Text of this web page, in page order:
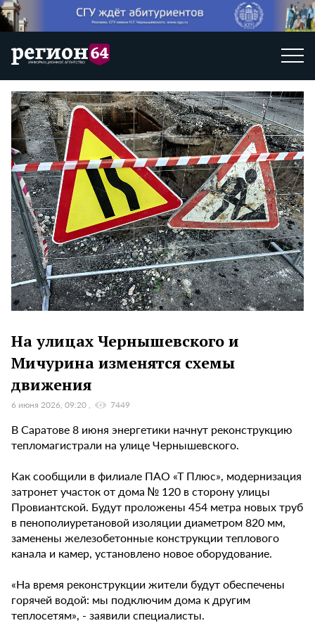
На улицах Чернышевского и
Мичурина изменятся схемы
движения
6 июня 2026, 09:20 7449
В Саратове 8 июня энергетики начнут реконструкцию
тепломагистрали на улице Чернышевского.
Как сообщили в филиале ПАО «Т Плюс», модернизация
затронет участок от дома № 120 в сторону улицы
Провиантской. Будут проложены 454 метра новых труб
в пенополиуретановой изоляции диаметром 820 мм,
заменены железобетонные конструкции теплового
канала и камер, установлено новое оборудование.
«На время реконструкции жители будут обеспечены
горячей водой: мы подключим дома к другим
теплосетям», - заявили специалисты.